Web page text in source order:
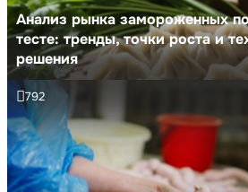
Анализ рынка замороженных
тесте: тренды, точки роста и
решения
792